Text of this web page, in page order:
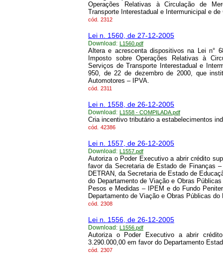
Operações Relativas à Circulação de
Transporte Interestadual e Intermunicipal e
cód. 2312
Lei n. 1560, de 27-12-2005
Download: L1560.pdf
Altera e acrescenta dispositivos na Lei n°
Imposto sobre Operações Relativas à
Serviços de Transporte Interestadual e
950, de 22 de dezembro de 2000, que
Automotores – IPVA.
cód. 2311
Lei n. 1558, de 26-12-2005
Download: L1558 - COMPILADA.pdf
Cria incentivo tributário a estabelecimentos
cód. 42386
Lei n. 1557, de 26-12-2005
Download: L1557.pdf
Autoriza o Poder Executivo a abrir crédito
favor da Secretaria de Estado de Finanças
DETRAN, da Secretaria de Estado de
do Departamento de Viação e Obras
Pesos e Medidas – IPEM e do Fundo
Departamento de Viação e Obras Públicas
cód. 2308
Lei n. 1556, de 26-12-2005
Download: L1556.pdf
Autoriza o Poder Executivo a abrir
3.290.000,00 em favor do Departamento
cód. 2307